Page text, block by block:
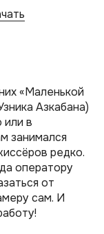
«Маленькой
Азкабана)
или в
занимался
редко.
оператору
от
сам. И